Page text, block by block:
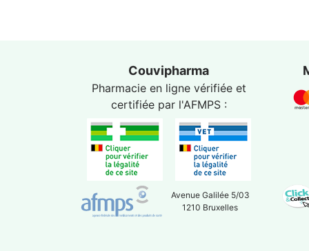
Couvipharma
Pharmacie en ligne vérifiée et
certifiée par l'AFMPS:
Avenue Galilée 5/03
1210 Bruxelles